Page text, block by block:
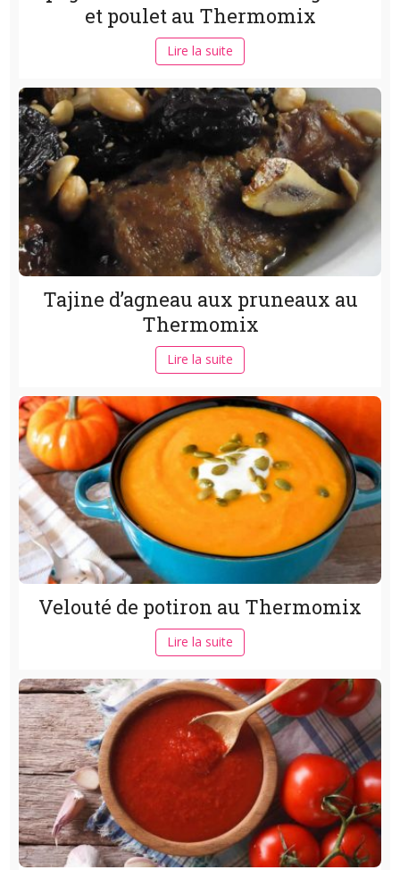
et poulet au Thermomix
Lire la suite
Tajine d’agneau aux pruneaux au
Thermomix
Lire la suite
Velouté de potiron au Thermomix
Lire la suite